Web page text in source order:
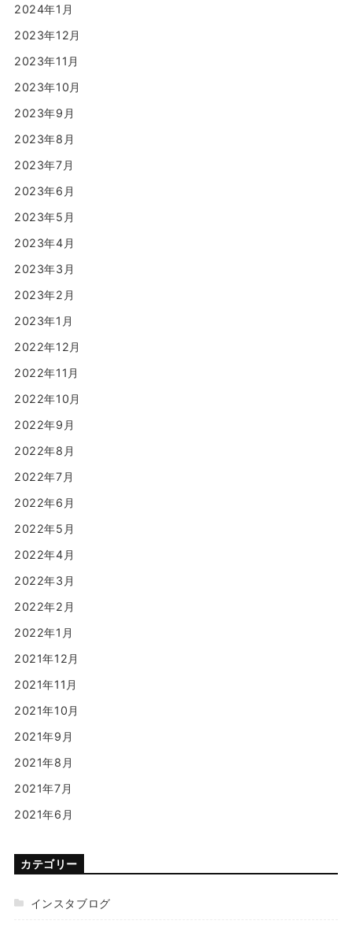
2024年1月
2023年12月
2023年11月
2023年10月
2023年9月
2023年8月
2023年7月
2023年6月
2023年5月
2023年4月
2023年3月
2023年2月
2023年1月
2022年12月
2022年11月
2022年10月
2022年9月
2022年8月
2022年7月
2022年6月
2022年5月
2022年4月
2022年3月
2022年2月
2022年1月
2021年12月
2021年11月
2021年10月
2021年9月
2021年8月
2021年7月
2021年6月
カテゴリー
インスタブログ